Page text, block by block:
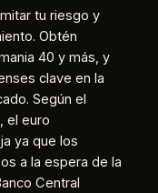
tu riesgo y
Obtén
40 y más, y
clave en la
Según el
el euro
ya que los
a la espera de la
Central